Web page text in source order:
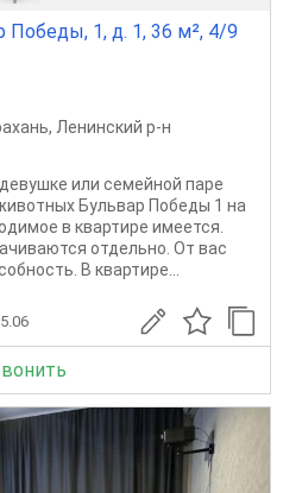
Победы, 1, д. 1, 36 м², 4/9
, Ленинский р-н
или семейной паре
Бульвар Победы 1 на
в квартире имеется.
отдельно. От вас
В квартире...